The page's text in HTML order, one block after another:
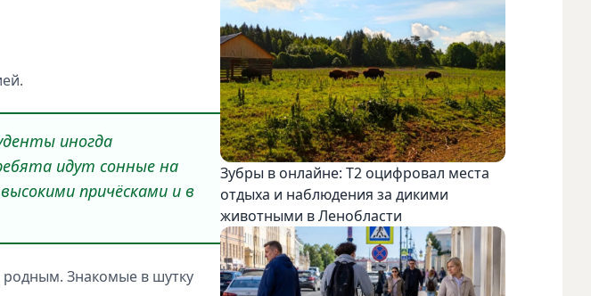
иногда
идут сонные на
причёсками и в
родным. Знакомые в шутку
Зубры в онлайне: Т2 оцифровал места
отдыха и наблюдения за дикими
животными в Ленобласти